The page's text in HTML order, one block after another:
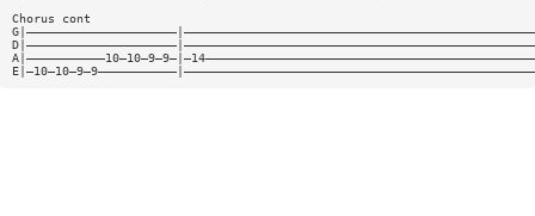
Chorus cont